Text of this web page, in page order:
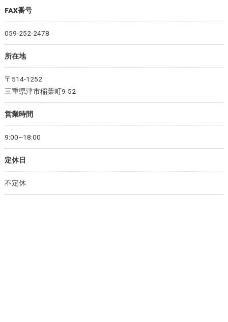
FAX番号
059-252-2478
所在地
〒514-1252
三重県津市稲葉町9-52
営業時間
9:00~18:00
定休日
不定休